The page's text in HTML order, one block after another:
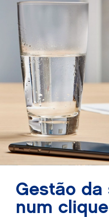
Gestão da
num clique